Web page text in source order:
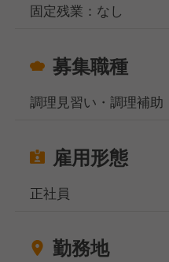
固定残業：なし
募集職種
調理見習い・調理補助
雇用形態
正社員
勤務地